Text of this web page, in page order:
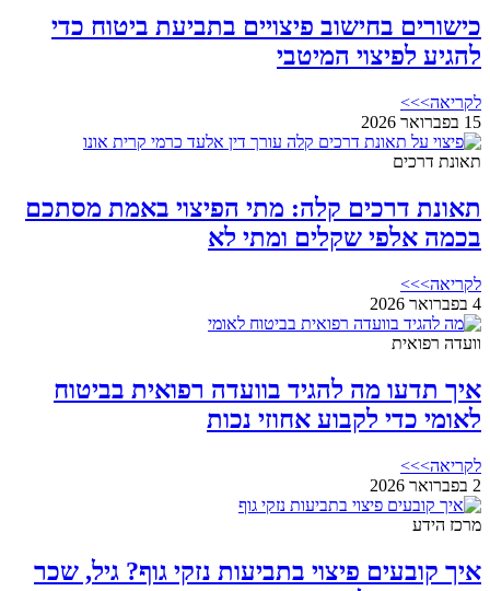
כישורים בחישוב פיצויים בתביעת ביטוח כדי
להגיע לפיצוי המיטבי
לקריאה>>>
15 בפברואר 2026
תאונת דרכים
תאונת דרכים קלה: מתי הפיצוי באמת מסתכם
בכמה אלפי שקלים ומתי לא
לקריאה>>>
4 בפברואר 2026
וועדה רפואית
איך תדעו מה להגיד בוועדה רפואית בביטוח
לאומי כדי לקבוע אחוזי נכות
לקריאה>>>
2 בפברואר 2026
מרכז הידע
איך קובעים פיצוי בתביעות נזקי גוף? גיל, שכר